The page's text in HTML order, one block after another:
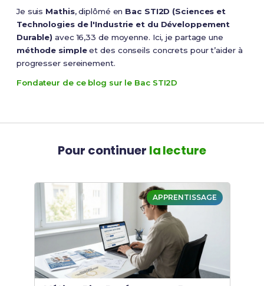
Je suis Mathis, diplômé en Bac STI2D (Sciences et
Technologies de l'Industrie et du Développement
Durable) avec 16,33 de moyenne. Ici, je partage une
méthode simpleet des conseils concrets pour t’aider à
progresser sereinement.
Fondateur de ce blog sur le Bac STI2D
Pour continuer la lecture
APPRENTISSAGE